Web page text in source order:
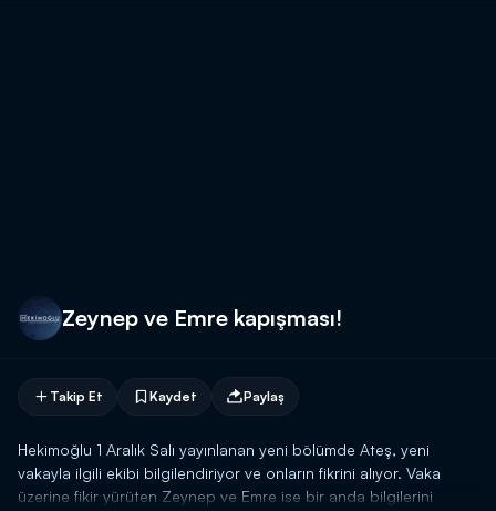
Zeynep ve Emre kapışması!
Takip Et Kaydet Paylaş
Hekimoğlu 1 Aralık Salı yayınlanan yeni bölümde Ateş, yeni
vakayla ilgili ekibi bilgilendiriyor ve onların fikrini alıyor. Vaka
üzerine fikir yürüten Zeynep ve Emre ise bir anda bilgilerini